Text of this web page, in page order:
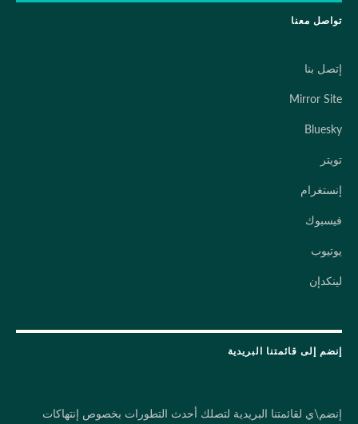
تواصل معنا
إتصل بنا
Mirror Site
Bluesky
تويتر
إنستغرام
فيسبوك
يوتيوب
لينكدإن
إنضم إلى قائمتنا البريدية
إنضم\ي لقائمتنا البريدية لتصلك أحدث التطورات بخصوص إنتهاكات